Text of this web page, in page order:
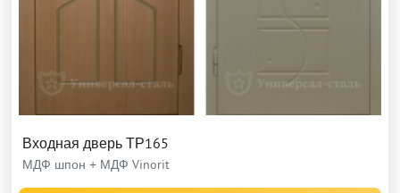
Входная дверь ТР165
МДФ шпон + МДФ Vinorit